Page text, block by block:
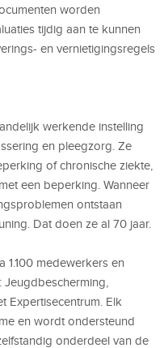
worden
tijdig aan te kunnen
en vernietigingsregels
werkende instelling
en pleegzorg. Ze
of chronische ziekte,
een beperking. Wanneer
ontstaan
Dat doen ze al 70 jaar.
1.100 medewerkers en
Expertisecentrum. Elk
en wordt ondersteund
onderdeel van de